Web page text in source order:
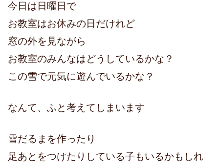
今日は日曜日で
お教室はお休みの日だけれど
窓の外を見ながら
お教室のみんなはどうしているかな？
この雪で元気に遊んでいるかな？
なんて、ふと考えてしまいます
雪だるまを作ったり
足あとをつけたりしている子もいるかもしれ